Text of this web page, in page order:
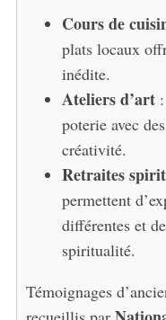
Cours de
plats locaux
inédite.
Ateliers d’art:
poterie avec
créativité.
Retraites
permettent
différentes et
spiritualité.
Témoignages